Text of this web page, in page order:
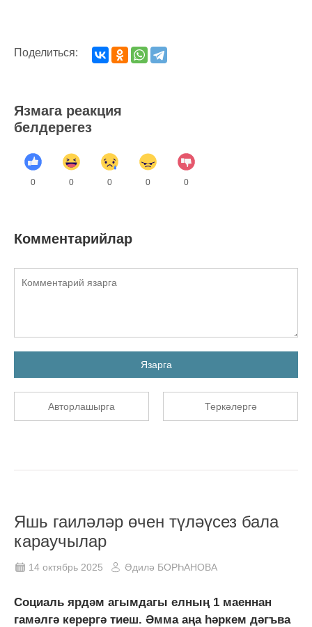
Поделиться:
Язмага реакция
белдерегез
0 0 0 0 0
Комментарийлар
Язарга
Авторлашырга Теркәлергә
Яшь гаиләләр өчен түләүсез бала
караучылар
14 октябрь 2025 Әдилә БОРҺАНОВА
Социаль ярдәм агымдагы елның 1 маеннан
гамәлгә керергә тиеш. Әмма аңа һәркем дәгъва